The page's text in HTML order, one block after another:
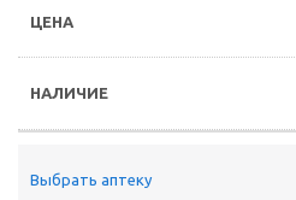
Выбрать аптеку